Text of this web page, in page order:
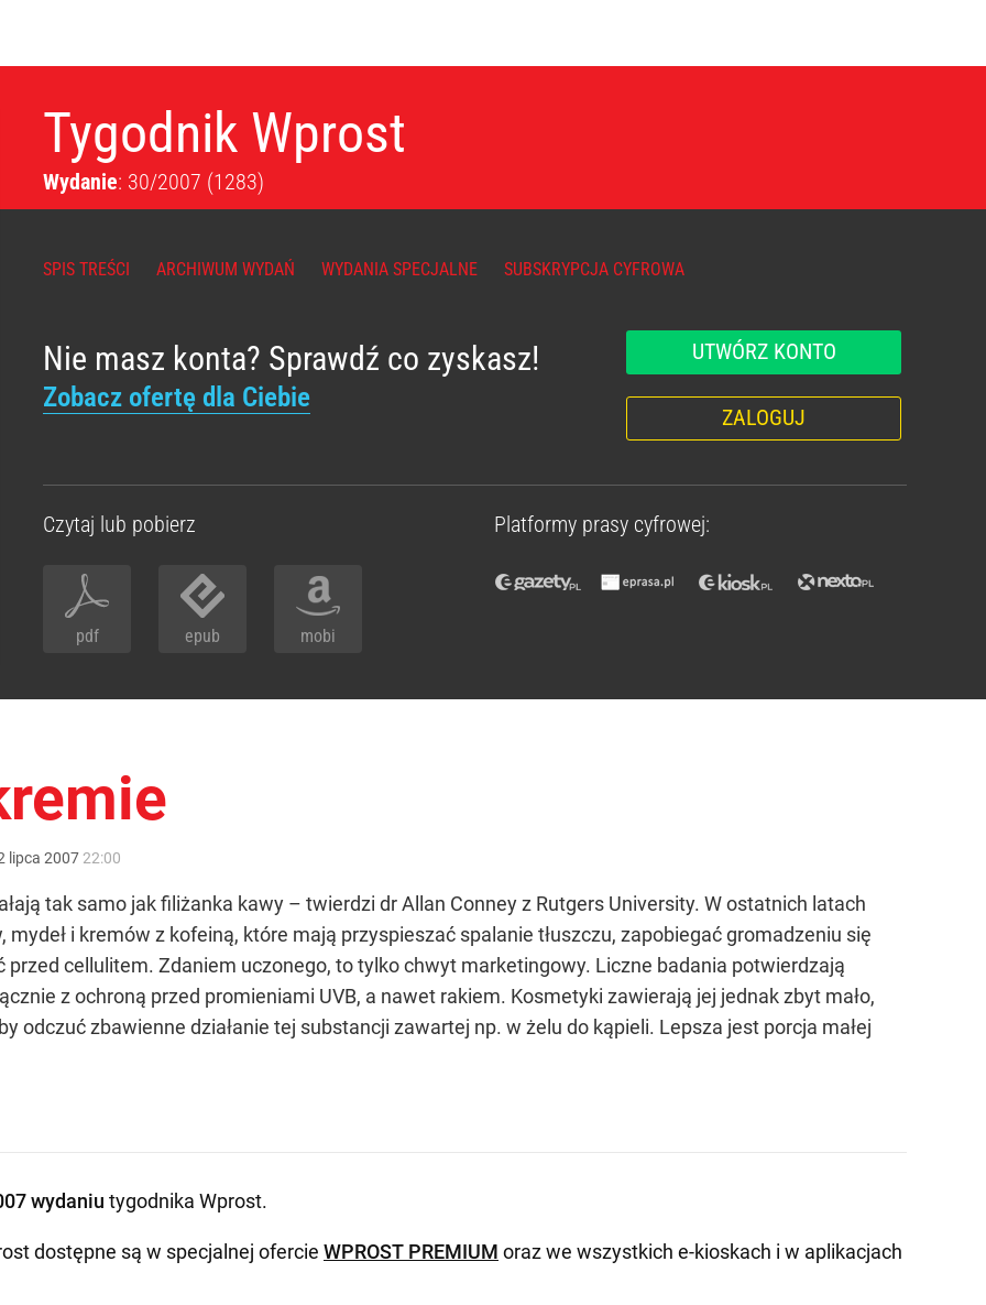
Tygodnik Wprost
Wydanie: 30/2007 (1283)
SPIS TREŚCI ARCHIWUM WYDAŃ WYDANIA SPECJALNE SUBSKRYPCJA CYFROWA
Nie masz konta? Sprawdź co zyskasz!
Zobacz ofertę dla Ciebie
UTWÓRZ KONTO
ZALOGUJ
Czytaj lub pobierz
pdf epub mobi
Platformy prasy cyfrowej:
lipca 2007 22:00
tak samo jak filiżanka kawy – twierdzi dr Allan Conney z Rutgers University. W ostatnich latach
mydeł i kremów z kofeiną, które mają przyspieszać spalanie tłuszczu, zapobiegać gromadzeniu się
przed cellulitem. Zdaniem uczonego, to tylko chwyt marketingowy. Liczne badania potwierdzają
z ochroną przed promieniami UVB, a nawet rakiem. Kosmetyki zawierają jej jednak zbyt mało,
odczuć zbawienne działanie tej substancji zawartej np. w żelu do kąpieli. Lepsza jest porcja małej
wydaniu tygodnika Wprost.
dostępne są w specjalnej ofercie WPROST PREMIUM oraz we wszystkich e-kioskach i w aplikacjach